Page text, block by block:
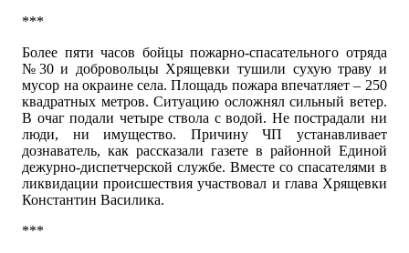
***
Более пяти часов бойцы пожарно-спасательного отряда
№30 и добровольцы Хрящевки тушили сухую траву и
мусор на окраине села. Площадь пожара впечатляет – 250
квадратных метров. Ситуацию осложнял сильный ветер.
В очаг подали четыре ствола с водой. Не пострадали ни
люди, ни имущество. Причину ЧП устанавливает
дознаватель, как рассказали газете в районной Единой
дежурно-диспетчерской службе. Вместе со спасателями в
ликвидации происшествия участвовал и глава Хрящевки
Константин Василика.
***